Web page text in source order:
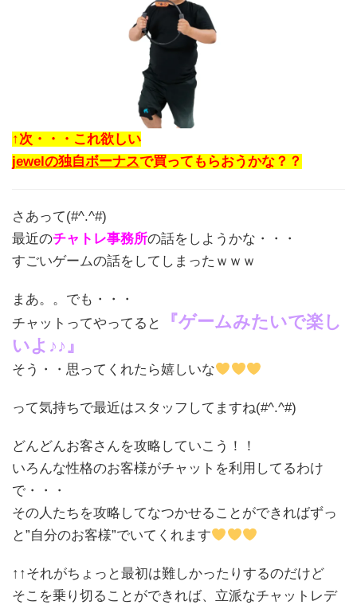
↑次・・・これ欲しい
jewelの独自ボーナスで買ってもらおうかな？？
さあって(#^.^#)
最近のチャトレ事務所の話をしようかな・・・
すごいゲームの話をしてしまったｗｗｗ
まあ。。でも・・・
チャットってやってると
『ゲームみたいで楽し
いよ♪♪』
そう・・思ってくれたら嬉しいな
って気持ちで最近はスタッフしてますね(#^.^#)
どんどんお客さんを攻略していこう！！
いろんな性格のお客様がチャットを利用してるわけ
で・・・
その人たちを攻略してなつかせることができればずっ
と”自分のお客様”でいてくれます
↑↑それがちょっと最初は難しかったりするのだけど
そこを乗り切ることができれば、立派なチャットレデ